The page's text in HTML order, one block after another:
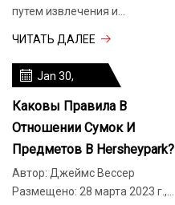
путем извлечения и
ЧИТАТЬ ДАЛЕЕ
Jan 30,
Каковы Правила В
Отношении Сумок И
Предметов В Hersheypark?
Автор: Джеймс Вессер
Размещено: 28 марта 2023 г.,